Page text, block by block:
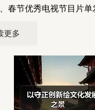
春节优秀电视节目片单
更多